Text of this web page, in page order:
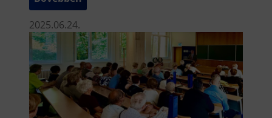
2025.06.24.